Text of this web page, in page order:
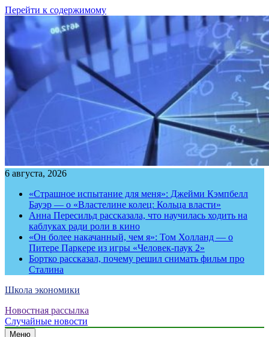
Перейти к содержимому
6 августа, 2026
«Страшное испытание для меня»: Джейми Кэмпбелл
Бауэр — о «Властелине колец: Кольца власти»
Анна Пересильд рассказала, что научилась ходить на
каблуках ради роли в кино
«Он более накачанный, чем я»: Том Холланд — о
Питере Паркере из игры «Человек-паук 2»
Бортко рассказал, почему решил снимать фильм про
Сталина
Школа экономики
Новостная рассылка
Случайные новости
Меню